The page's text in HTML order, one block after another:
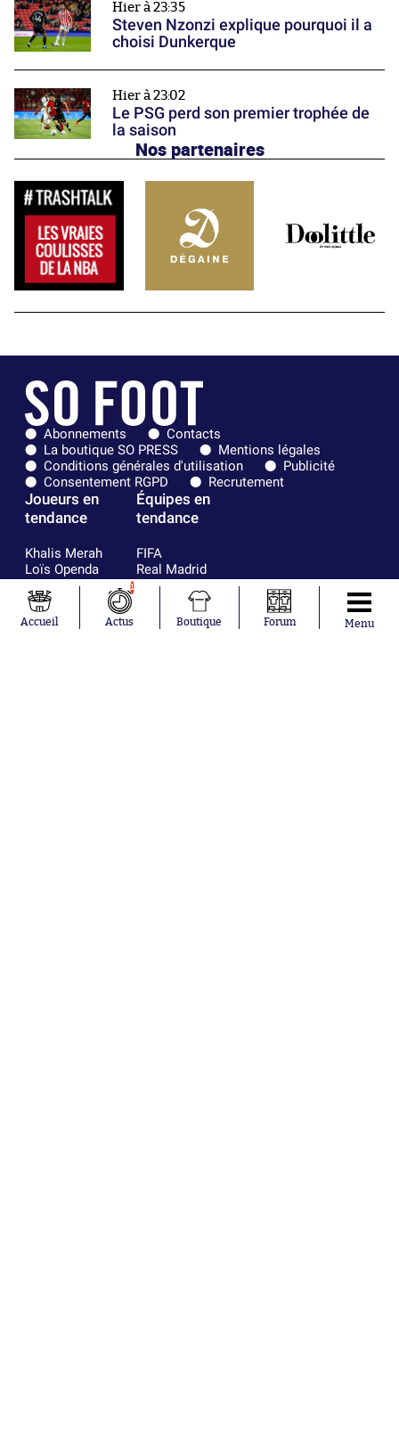
Hier à 23:35
Steven Nzonzi explique pourquoi il a
choisi Dunkerque
Hier à 23:02
Le PSG perd son premier trophée de
la saison
Nos partenaires
Abonnements
Contacts
La boutique SO PRESS
Mentions légales
Conditions générales d'utilisation
Publicité
Consentement RGPD
Recrutement
Joueurs en
tendance
Khalis Merah
Loïs Openda
Niakhaté
Nicolás
Tagliafico
Équipes en
tendance
FIFA
Real Madrid
Bordeaux
Chelsea
Paris Saint-
Accueil
1
Actus Boutique Forum Menu